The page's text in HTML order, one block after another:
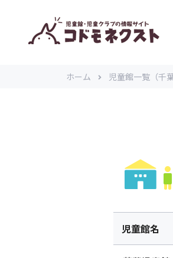
ホーム 児童館一覧（千葉
児童館名